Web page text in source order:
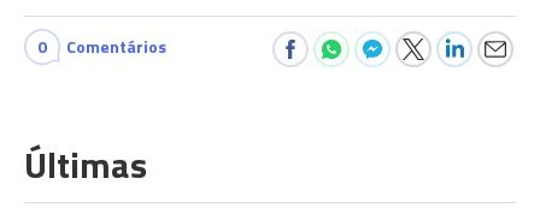
0 Comentários
Últimas